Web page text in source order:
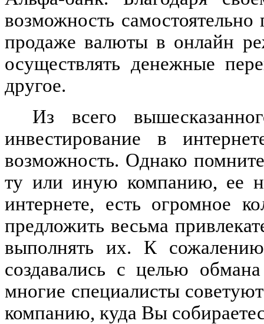
возможность
продаже валюты в онлайн
осуществлять денежные
другое.
Из всего
инвестирование в
возможность. Однако
ту или иную компанию, ее
интернете, есть огромное
предложить весьма
выполнять их. К
создавались с целью
многие специалисты
компанию, куда Вы